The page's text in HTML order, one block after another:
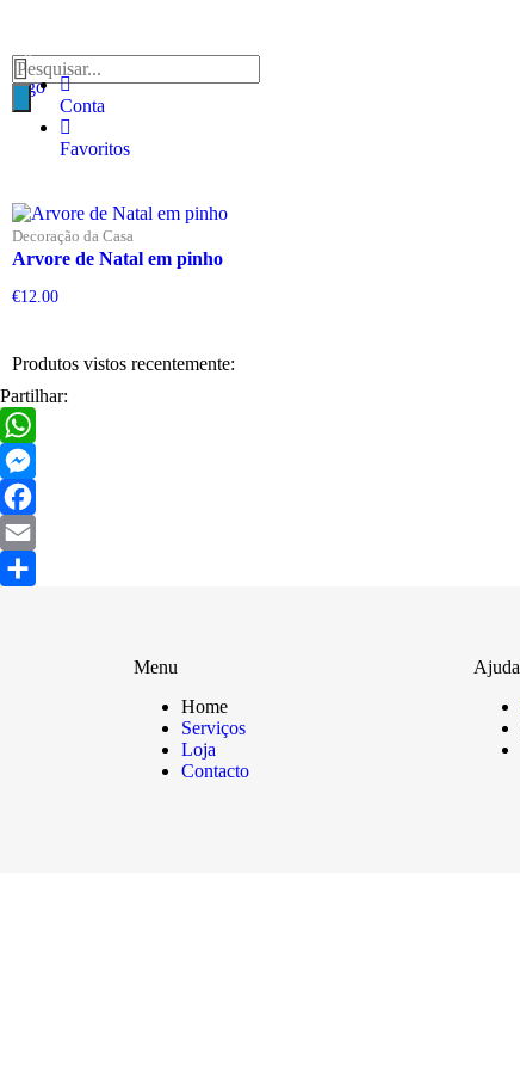
Conta
Favoritos
Decoração da Casa
Arvore de Natal em pinho
€12.00
Produtos vistos recentemente:
Partilhar:
WhatsApp
Messenger
Facebook
Email
Menu
Home
Serviços
Loja
Contacto
Ajuda